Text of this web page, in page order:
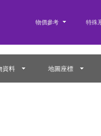
物價參考 特殊
資料 地圖座標